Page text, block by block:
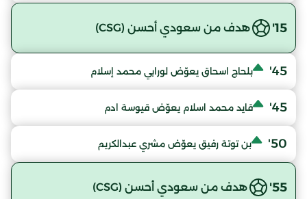
15' هدف من سعودي أحسن (CSG)
45' بلحاج اسحاق يعوّض لورابي محمد إسلام
45' قايد محمد اسلام يعوّض قيوسة ادم
50' بن توتة رفيق يعوّض مشري عبدالكريم
55' هدف من سعودي أحسن (CSG)